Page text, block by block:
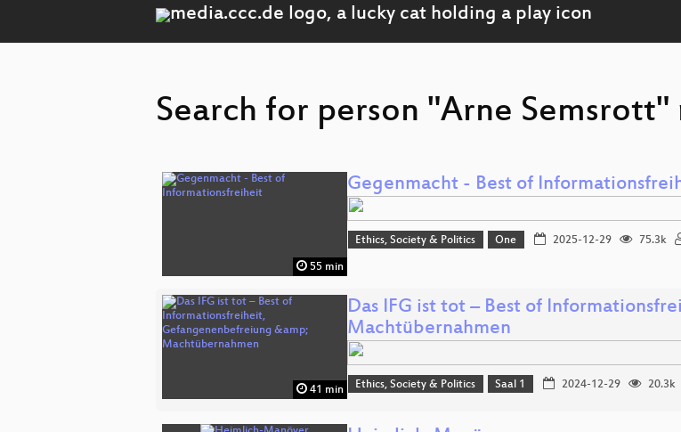
Search for person "Arne
55 min
Gegenmacht - Best of
Ethics, Society & Politics One 2025-12-29 75.3k
41 min
Das IFG ist tot – Best of
Machtübernahmen
Ethics, Society & Politics Saal 1 2024-12-29 20.3k